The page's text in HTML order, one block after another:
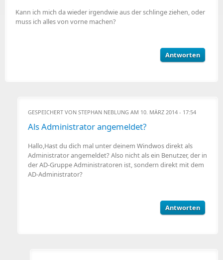
Kann ich mich da wieder irgendwie aus der schlinge ziehen, oder
muss ich alles von vorne machen?
Antworten
GESPEICHERT VON STEPHAN NEBLUNG AM 10. MÄRZ 2014 - 17:54
Als Administrator angemeldet?
Hallo,Hast du dich mal unter deinem Windwos direkt als
Administrator angemeldet? Also nicht als ein Benutzer, der in
der AD-Gruppe Administratoren ist, sondern direkt mit dem
AD-Administrator?
Antworten